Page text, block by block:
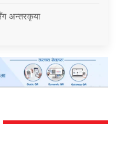
अन्तरकृया